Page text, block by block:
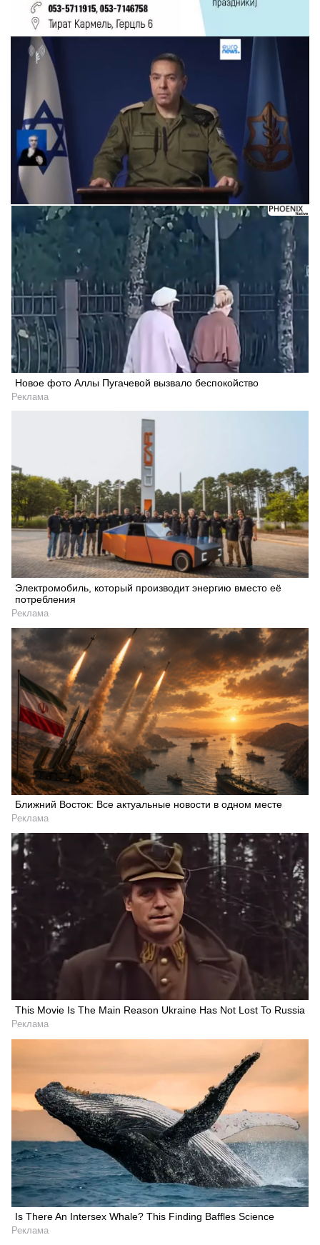
Следующее видео через 5 Отмена
Новое фото Аллы Пугачевой вызвало беспокойство
Реклама
Электромобиль, который производит энергию вместо её
потребления
Реклама
Ближний Восток: Все актуальные новости в одном месте
Реклама
This Movie Is The Main Reason Ukraine Has Not Lost To Russia
Реклама
Is There An Intersex Whale? This Finding Baffles Science
Реклама